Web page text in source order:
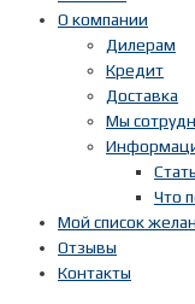
О компании
Дилерам
Кредит
Доставка
Мы
Что
Мой список
Отзывы
Контакты